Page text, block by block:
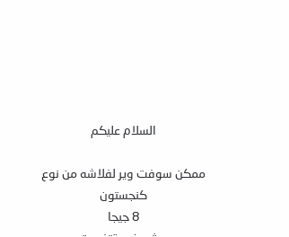
السلام عليكم
ممكن سوفت وير لفلاشه من نوع
كنجستون
8 جيجا